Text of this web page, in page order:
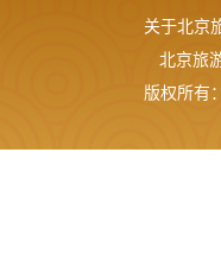
关于北京
北京旅
版权所有